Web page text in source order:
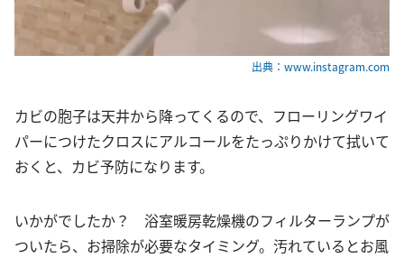
出典：www.instagram.com
カビの胞子は天井から降ってくるので、フローリングワイ
パーにつけたクロスにアルコールをたっぷりかけて拭いて
おくと、カビ予防になります。
いかがでしたか？ 浴室暖房乾燥機のフィルターランプが
ついたら、お掃除が必要なタイミング。汚れているとお風